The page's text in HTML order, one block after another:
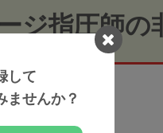
ジ指圧師の
して
ませんか？